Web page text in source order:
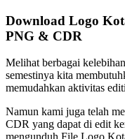
Download Logo
PNG & CDR
Melihat berbagai
semestinya kita
memudahkan aktivitas
Namun kami juga telah
CDR yang dapat di edit